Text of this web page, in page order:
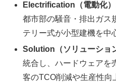
Electrification（電動化
都市部の騒音・排出ガス
テリー式が小型建機を中
Solution（ソリューショ
統合し、ハードウェアを
客のTCO削減や生産性向